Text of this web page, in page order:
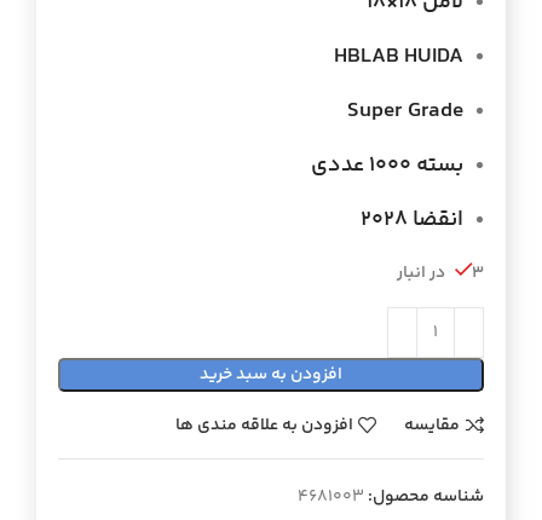
HBLAB HUIDA
Super Grade
بسته 1000 عددی
انقضا 2028
3 در انبار
افزودن به سبد خرید
مقایسه
افزودن به علاقه مندی ها
شناسه محصول: 4681003